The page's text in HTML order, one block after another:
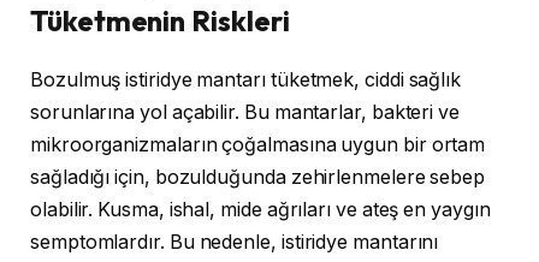
Tüketmenin Riskleri
Bozulmuş istiridye mantarı tüketmek, ciddi sağlık
sorunlarına yol açabilir. Bu mantarlar, bakteri ve
mikroorganizmaların çoğalmasına uygun bir ortam
sağladığı için, bozulduğunda zehirlenmelere sebep
olabilir. Kusma, ishal, mide ağrıları ve ateş en yaygın
semptomlardır. Bu nedenle, istiridye mantarını